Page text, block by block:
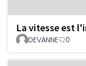
La vitesse est
DEVANNE 0